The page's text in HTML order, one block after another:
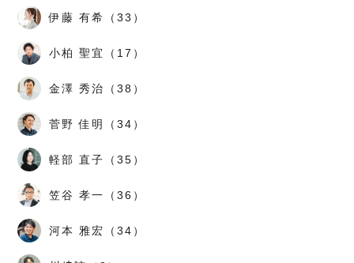
伊藤 有希（33）
小柏 聖宜（17）
金澤 秀治（38）
菅野 佳明（34）
軽部 直子（35）
笠谷 孝一（36）
河本 雅宏（34）